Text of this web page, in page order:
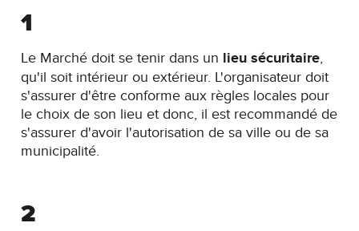
1
Le Marché doit se tenir dans un lieu sécuritaire,
qu'il soit intérieur ou extérieur. L'organisateur doit
s'assurer d'être conforme aux règles locales pour
le choix de son lieu et donc, il est recommandé de
s'assurer d'avoir l'autorisation de sa ville ou de sa
municipalité.
2